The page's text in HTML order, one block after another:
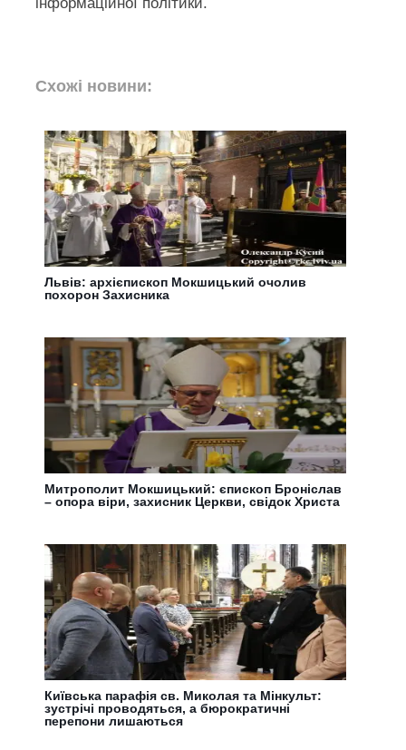
Схожі новини:
Львів: архієпископ Мокшицький очолив
похорон Захисника
Митрополит Мокшицький: єпископ Броніслав
– опора віри, захисник Церкви, свідок Христа
Київська парафія св. Миколая та Мінкульт:
зустрічі проводяться, а бюрократичні
перепони лишаються